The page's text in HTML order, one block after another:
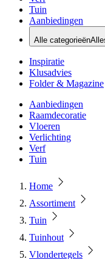
Tuin
Aanbiedingen
Alle categorieën
Inspiratie
Klusadvies
Folder & Magazine
Aanbiedingen
Raamdecoratie
Vloeren
Verlichting
Verf
Tuin
Home
Assortiment
Tuin
Tuinhout
Vlondertegels